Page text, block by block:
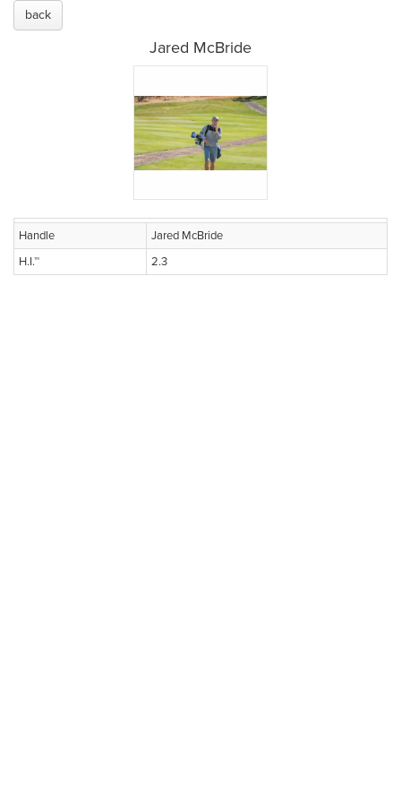
back
Jared McBride
Handle
Jared McBride
H.I.™
2.3